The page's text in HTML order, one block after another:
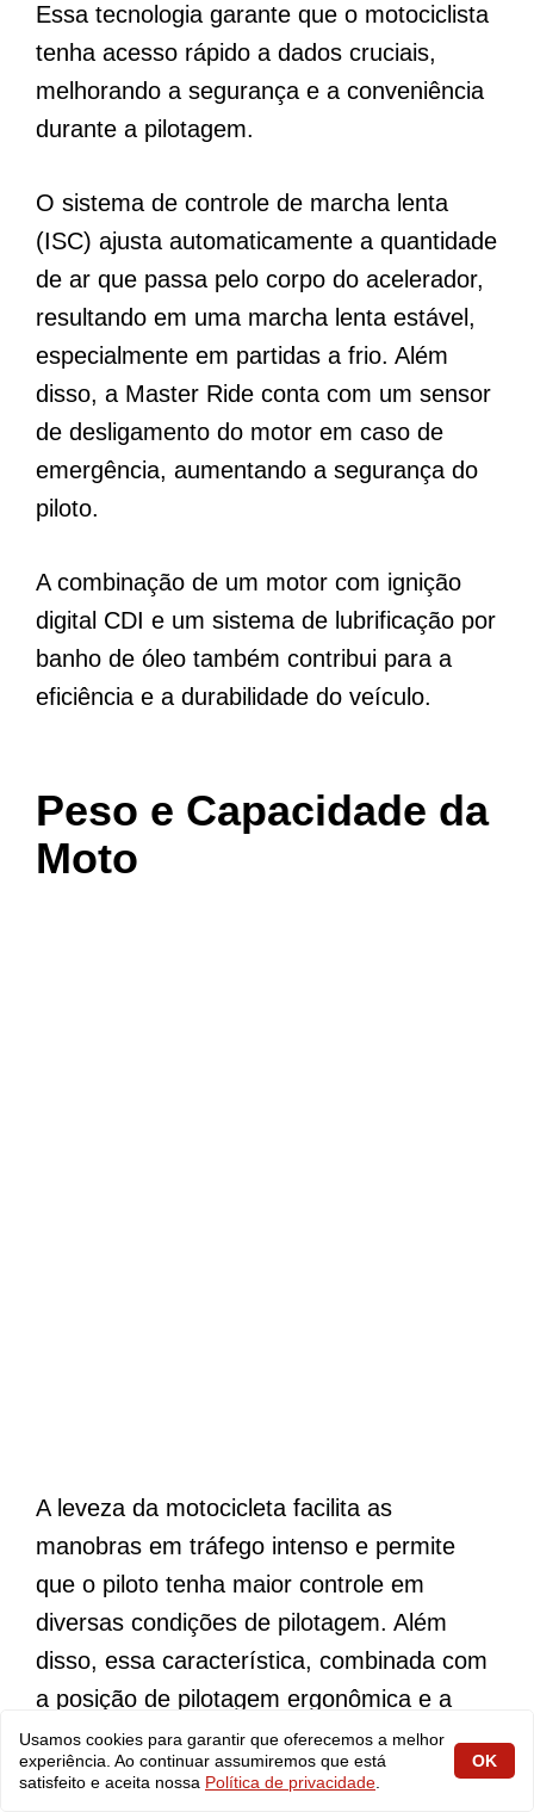
Essa tecnologia garante que o motociclista
tenha acesso rápido a dados cruciais,
melhorando a segurança e a conveniência
durante a pilotagem.
O sistema de controle de marcha lenta
(ISC) ajusta automaticamente a quantidade
de ar que passa pelo corpo do acelerador,
resultando em uma marcha lenta estável,
especialmente em partidas a frio. Além
disso, a Master Ride conta com um sensor
de desligamento do motor em caso de
emergência, aumentando a segurança do
piloto.
A combinação de um motor com ignição
digital CDI e um sistema de lubrificação por
banho de óleo também contribui para a
eficiência e a durabilidade do veículo.
Peso e Capacidade da
Moto
A leveza da motocicleta facilita as
manobras em tráfego intenso e permite
que o piloto tenha maior controle em
diversas condições de pilotagem. Além
disso, essa característica, combinada com
a posição de pilotagem ergonômica e a
suspensão eficiente, proporciona um
conforto adicional, reduzindo a fadiga em
Usamos cookies para garantir que oferecemos a melhor
experiência. Ao continuar assumiremos que está
satisfeito e aceita nossa Política de privacidade
OK